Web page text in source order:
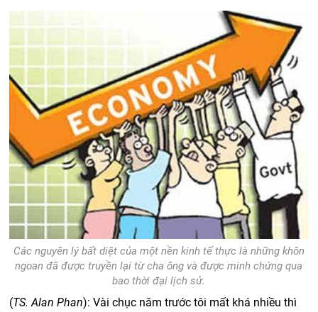
Các nguyên lý bất diệt của một nền kinh tế thực là những khôn
ngoan đã được truyền lại từ cha ông và được minh chứng qua
bao thời đại lịch sử.
(TS. Alan Phan):Vài chục năm trước tôi mất khá nhiều thì